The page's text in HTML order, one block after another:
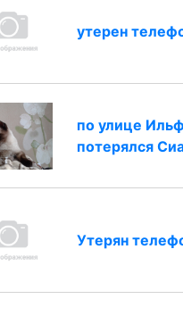
утерен
по улице
потерялся
Утерян